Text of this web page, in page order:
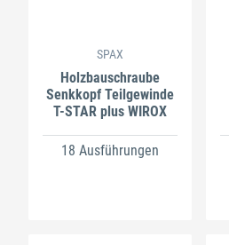
SPAX
Holzbauschraube
Senkkopf Teilgewinde
T-STAR plus WIROX
18 Ausführungen